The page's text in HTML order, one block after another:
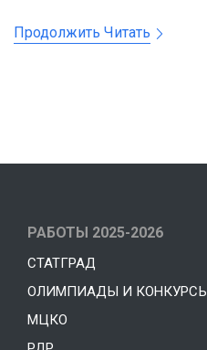
Продолжить Читать
РАБОТЫ 2025-2026
СТАТГРАД
ОЛИМПИАДЫ И КОНКУРСЫ
МЦКО